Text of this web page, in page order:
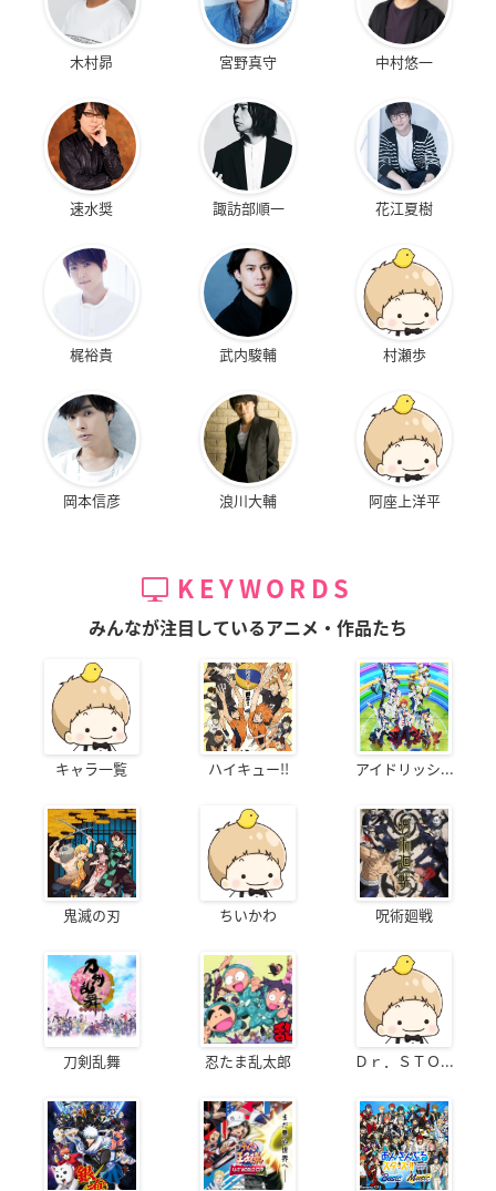
木村昴 宮野真守 中村悠一
速水奨 諏訪部順一 花江夏樹
梶裕貴 武内駿輔 村瀬歩
岡本信彦 浪川大輔 阿座上洋平
KEYWORDS
みんなが注目しているアニメ・作品たち
キャラ一覧 ハイキュー!! アイドリッシ...
鬼滅の刃 ちいかわ 呪術廻戦
刀剣乱舞 忍たま乱太郎 Ｄｒ．ＳＴＯ...